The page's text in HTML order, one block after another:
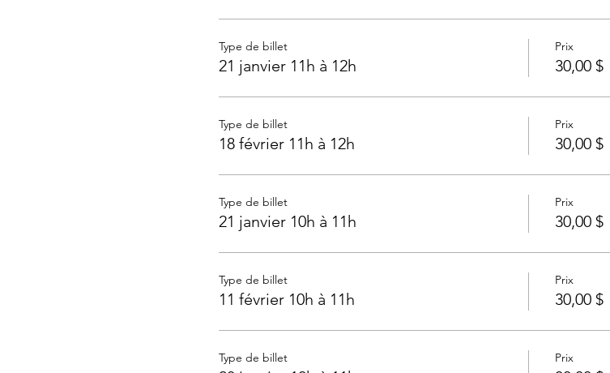
Type de billet
21 janvier 11h à 12h
Prix
30,00 $
Type de billet
18 février 11h à 12h
Prix
30,00 $
Type de billet
21 janvier 10h à 11h
Prix
30,00 $
Type de billet
11 février 10h à 11h
Prix
30,00 $
Type de billet Prix